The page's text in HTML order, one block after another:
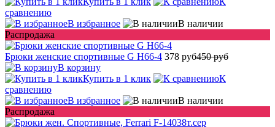
сравнению
В избранное
В наличии
Распродажа
Брюки женские спортивные G H66-4 378 руб450 руб
В корзину
Купить в 1 клик
К
сравнению
В избранное
В наличии
Распродажа